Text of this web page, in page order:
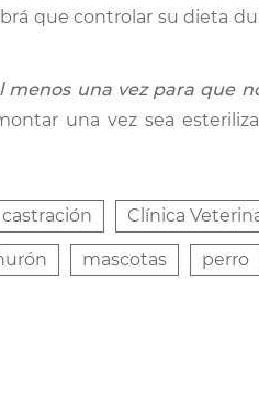
que controlar su dieta
una vez para que
una vez sea
castración Clínica
mascotas perro